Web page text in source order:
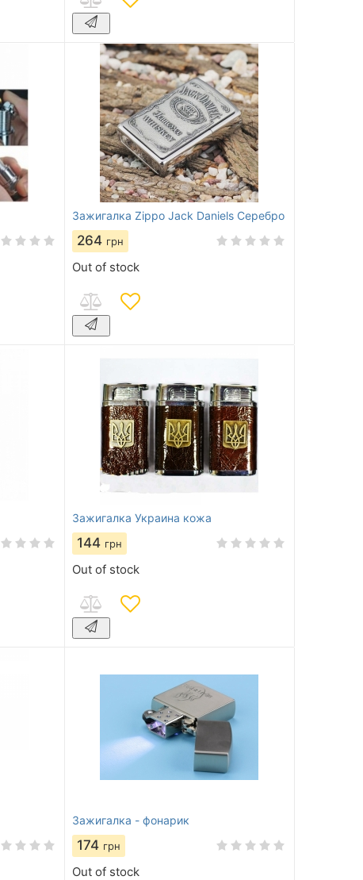
Зажигалка Zippo Jack Daniels Серебро
264 грн
Out of stock
Зажигалка Украина кожа
144 грн
Out of stock
Зажигалка - фонарик
174 грн
Out of stock